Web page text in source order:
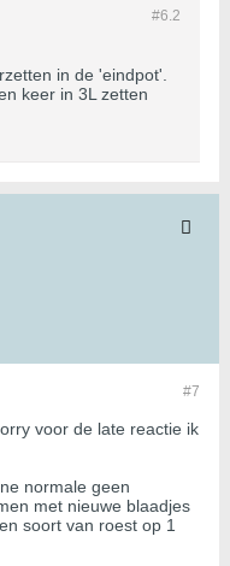
#6.2
in de 'eindpot'.
keer in 3L zetten
#7
voor de late reactie ik
normale geen
met nieuwe blaadjes
soort van roest op 1